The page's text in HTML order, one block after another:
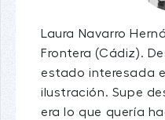
Laura Navarro
Frontera (Cádiz).
estado interesada
ilustración. Supe
era lo que quería